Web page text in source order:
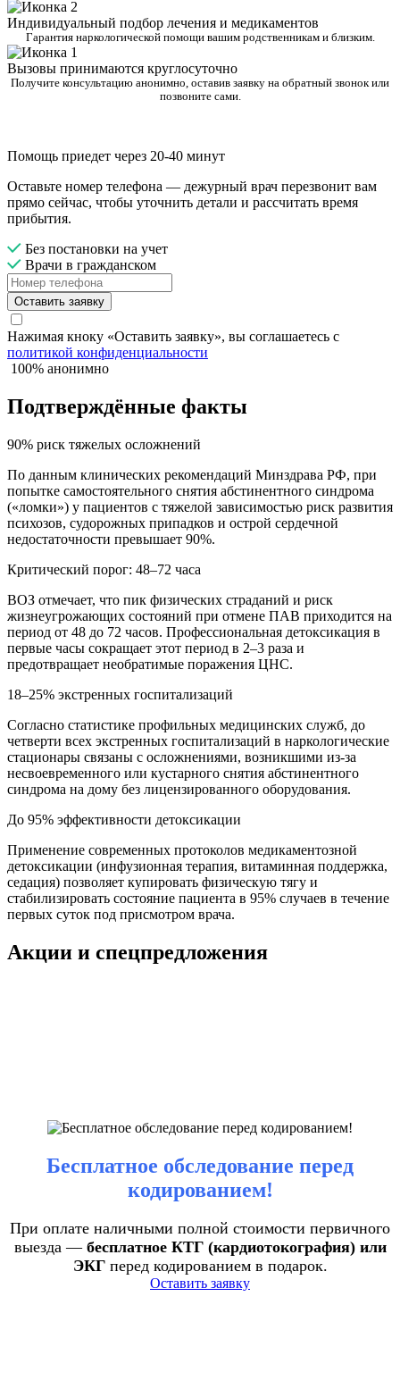
Индивидуальный подбор лечения и медикаментов
Гарантия наркологической помощи вашим родственникам и близким.
Вызовы принимаются круглосуточно
Получите консультацию анонимно, оставив заявку на обратный звонок или
позвоните сами.
Помощь приедет через 20-40 минут
Оставьте номер телефона — дежурный врач перезвонит вам
прямо сейчас, чтобы уточнить детали и рассчитать время
прибытия.
Без постановки на учет
Врачи в гражданском
Оставить заявку
Нажимая кноку «Оставить заявку», вы соглашаетесь с
политикой конфиденциальности
100% анонимно
Подтверждённые факты
90% риск тяжелых осложнений
По данным клинических рекомендаций Минздрава РФ, при
попытке самостоятельного снятия абстинентного синдрома
(«ломки») у пациентов с тяжелой зависимостью риск развития
психозов, судорожных припадков и острой сердечной
недостаточности превышает 90%.
Критический порог: 48–72 часа
ВОЗ отмечает, что пик физических страданий и риск
жизнеугрожающих состояний при отмене ПАВ приходится на
период от 48 до 72 часов. Профессиональная детоксикация в
первые часы сокращает этот период в 2–3 раза и
предотвращает необратимые поражения ЦНС.
18–25% экстренных госпитализаций
Согласно статистике профильных медицинских служб, до
четверти всех экстренных госпитализаций в наркологические
стационары связаны с осложнениями, возникшими из-за
несвоевременного или кустарного снятия абстинентного
синдрома на дому без лицензированного оборудования.
До 95% эффективности детоксикации
Применение современных протоколов медикаментозной
детоксикации (инфузионная терапия, витаминная поддержка,
седация) позволяет купировать физическую тягу и
стабилизировать состояние пациента в 95% случаев в течение
первых суток под присмотром врача.
Акции и спецпредложения
Бесплатное обследование перед
кодированием!
При оплате наличными полной стоимости первичного
выезда — бесплатное КТГ (кардиотокография) или
ЭКГперед кодированием в подарок.
Оставить заявку